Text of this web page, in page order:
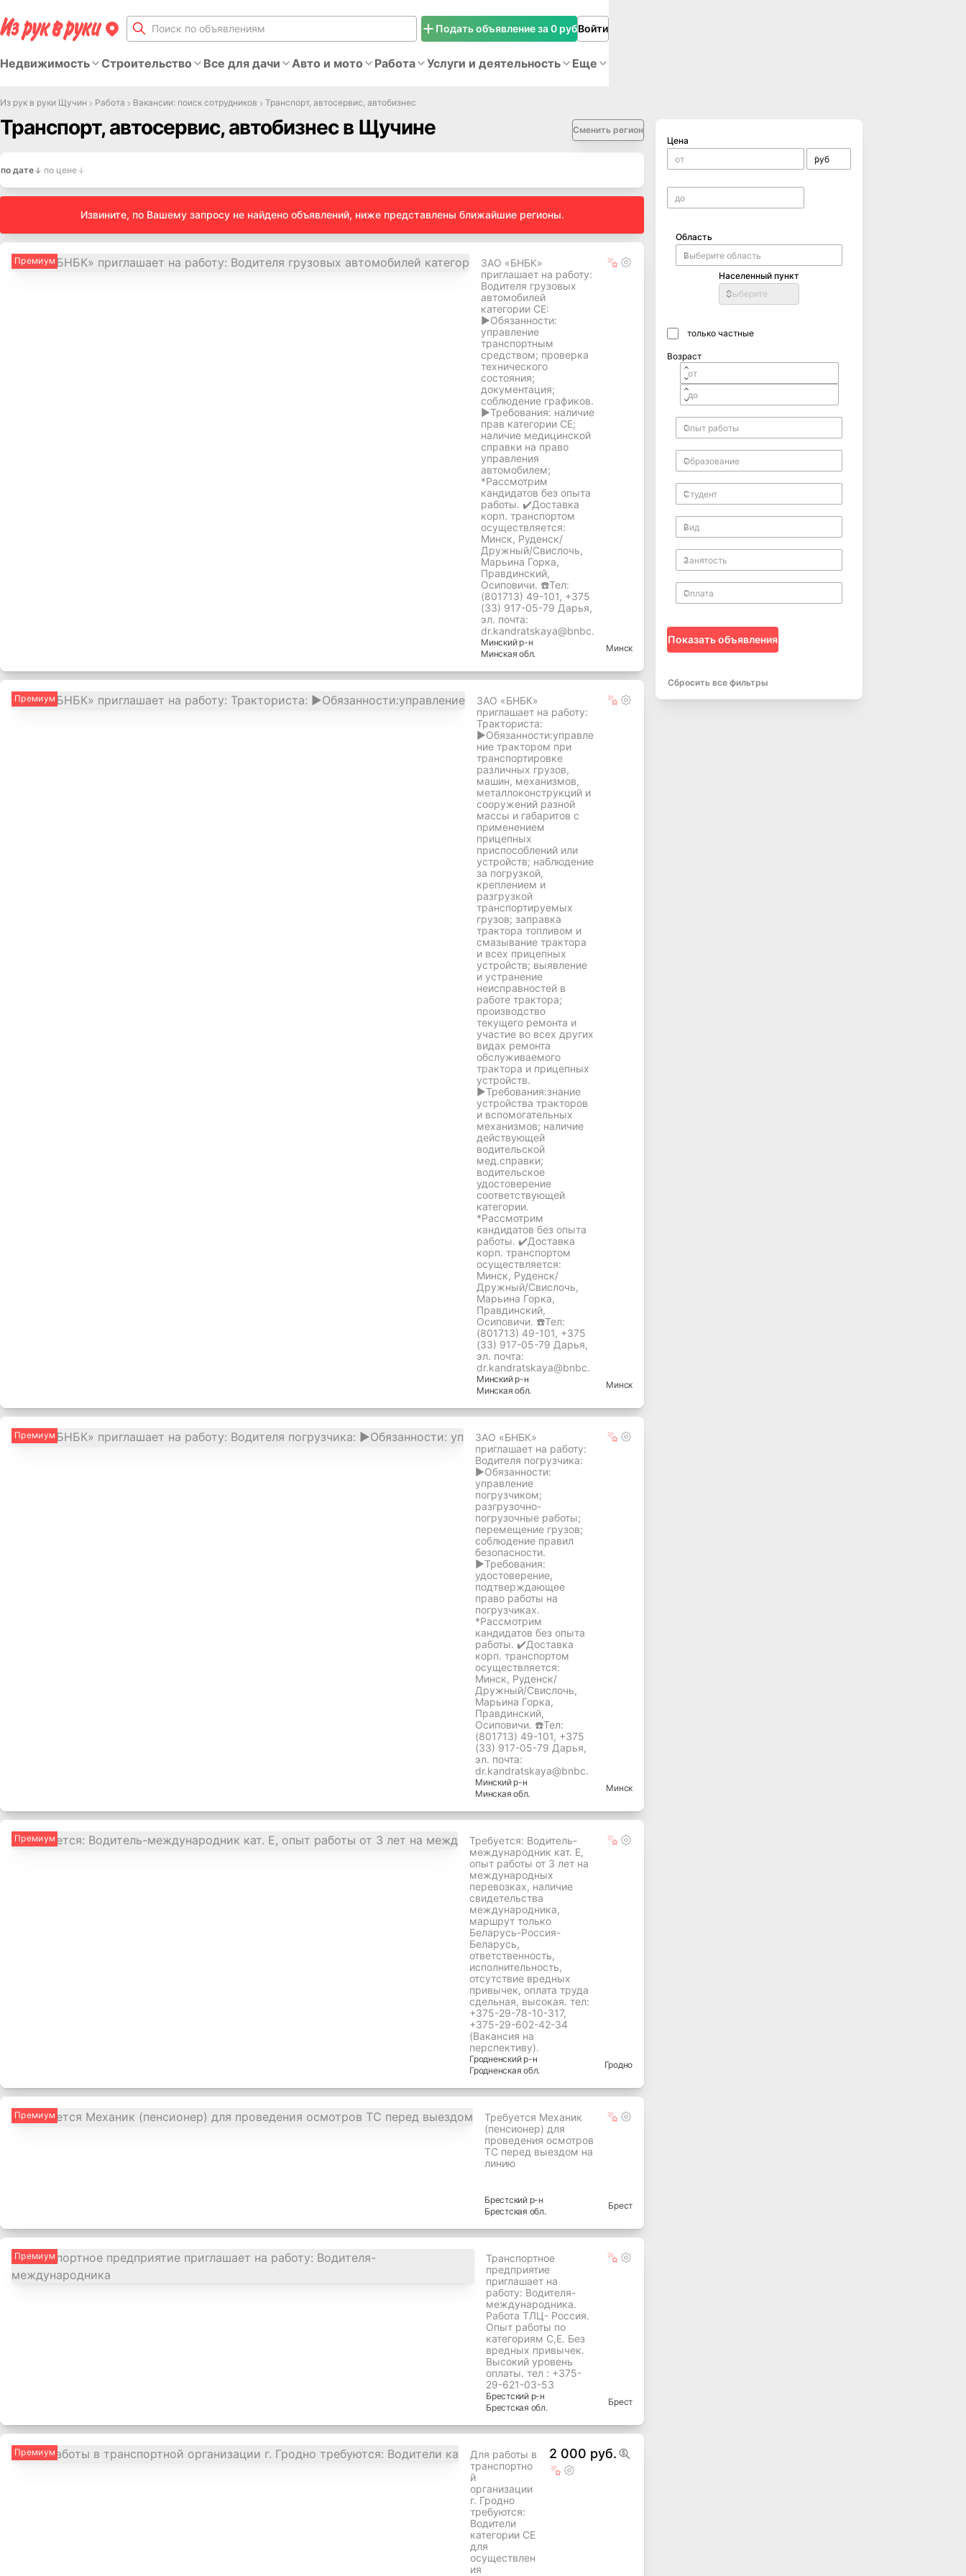
Подать объявление за 0 рубВойти
Недвижимость Строительство Все для дачи Авто и мото Работа Услуги и деятельность Еще
Из рук в руки Щучин Работа Вакансии: поиск сотрудников Транспорт, автосервис, автобизнеc
Транспорт, автосервис, автобизнеc в Щучине Сменить регион
по дате по цене
Извините, по Вашему запросу не найдено объявлений, ниже представлены ближайшие регионы.
Премиум
ЗАО «БНБК»
приглашает на работу:
Водителя грузовых
автомобилей
категории СE:
►Обязанности:
управление
транспортным
средством; проверка
технического
состояния;
документация;
соблюдение графиков.
►Требования: наличие
прав категории СЕ;
наличие медицинской
справки на право
управления
автомобилем;
*Рассмотрим
кандидатов без опыта
работы. ✔️Доставка
корп. транспортом
осуществляется:
Минск, Руденск/
Дружный/Свислочь,
Марьина Горка,
Правдинский,
Осиповичи. ☎️Тел:
(801713) 49-101, +375
(33) 917-05-79 Дарья,
эл. почта:
dr.kandratskaya@bnbc.
Минскийр-н
Минская обл.
Минск
Премиум
ЗАО «БНБК»
приглашает на работу:
Тракториста:
►Обязанности:управле
ние трактором при
транспортировке
различных грузов,
машин, механизмов,
металлоконструкций и
сооружений разной
массы и габаритов с
применением
прицепных
приспособлений или
устройств; наблюдение
за погрузкой,
креплением и
разгрузкой
транспортируемых
грузов; заправка
трактора топливом и
смазывание трактора
и всех прицепных
устройств; выявление
и устранение
неисправностей в
работе трактора;
производство
текущего ремонта и
участие во всех других
видах ремонта
обслуживаемого
трактора и прицепных
устройств.
►Требования:знание
устройства тракторов
и вспомогательных
механизмов; наличие
действующей
водительской
мед.справки;
водительское
удостоверение
соответствующей
категории.
*Рассмотрим
кандидатов без опыта
работы. ✔️Доставка
корп. транспортом
осуществляется:
Минск, Руденск/
Дружный/Свислочь,
Марьина Горка,
Правдинский,
Осиповичи. ☎️Тел:
(801713) 49-101, +375
(33) 917-05-79 Дарья,
эл. почта:
dr.kandratskaya@bnbc.
Минскийр-н
Минская обл.
Минск
Премиум
ЗАО «БНБК»
приглашает на работу:
Водителя погрузчика:
►Обязанности:
управление
погрузчиком;
разгрузочно-
погрузочные работы;
перемещение грузов;
соблюдение правил
безопасности.
►Требования:
удостоверение,
подтверждающее
право работы на
погрузчиках.
*Рассмотрим
кандидатов без опыта
работы. ✔️Доставка
корп. транспортом
осуществляется:
Минск, Руденск/
Дружный/Свислочь,
Марьина Горка,
Правдинский,
Осиповичи. ☎️Тел:
(801713) 49-101, +375
(33) 917-05-79 Дарья,
эл. почта:
dr.kandratskaya@bnbc.
Минскийр-н
Минская обл.
Минск
Премиум
Требуется: Водитель-
международник кат. Е,
опыт работы от 3 лет на
международных
перевозках, наличие
свидетельства
международника,
маршрут только
Беларусь-Россия-
Беларусь,
ответственность,
исполнительность,
отсутствие вредных
привычек, оплата труда
сдельная, высокая. тел:
+375-29-78-10-317,
+375-29-602-42-34
(Вакансия на
перспективу).
Гродненскийр-н
Гродненская обл.
Гродно
Премиум
Требуется Механик
(пенсионер) для
проведения осмотров
ТС перед выездом на
линию
Брестскийр-н
Брестская обл.
Брест
Премиум
Транспортное
предприятие
приглашает на
работу: Водителя-
международника.
Работа ТЛЦ- Россия.
Опыт работы по
категориям С,Е. Без
вредных привычек.
Высокий уровень
оплаты. тел : +375-
29-621-03-53
Брестскийр-н
Брестская обл.
Брест
Премиум
Для работы в
транспортно
й
организации
г. Гродно
требуются:
Водители
категории СЕ
для
осуществлен
ия
2 000 руб.
Цена
Область
Населенный пункт
Выберите
только частные
Возраст
Показать объявления
Сбросить все фильтры